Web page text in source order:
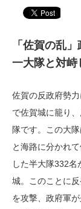
「佐賀の乱
一大隊と対峙
佐賀の反政府勢
で佐賀城に籠り
隊です。この大
と海路に分かれ
した半大隊332名
城。このことに
を攻撃、政府軍